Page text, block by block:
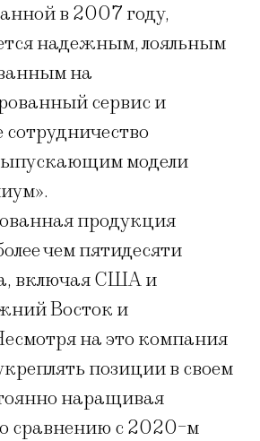
в 2007 году,
надежным, лояльным
на
сервис и
сотрудничество
модели
продукция
чем пятидесяти
включая США и
Восток и
на это компания
позиции в своем
наращивая
сравнению с 2020-м